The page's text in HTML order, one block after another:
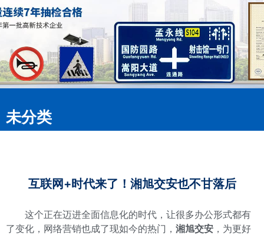
未分类
互联网+时代来了！湘旭交安也不甘落后
这个正在迈进全面信息化的时代，让很多办公形式都有
了变化，网络营销也成了现如今的热门， 湘旭交安 ，为更好